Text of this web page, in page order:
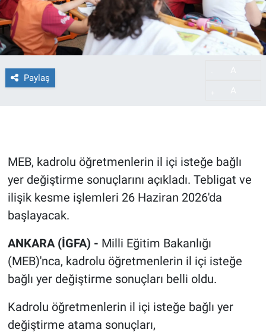
Paylaş
MEB, kadrolu öğretmenlerin il içi isteğe bağlı
yer değiştirme sonuçlarını açıkladı. Tebligat ve
ilişik kesme işlemleri 26 Haziran 2026'da
başlayacak.
ANKARA (İGFA) - Milli Eğitim Bakanlığı
(MEB)'nca, kadrolu öğretmenlerin il içi isteğe
bağlı yer değiştirme sonuçları belli oldu.
Kadrolu öğretmenlerin il içi isteğe bağlı yer
değiştirme atama sonuçları,